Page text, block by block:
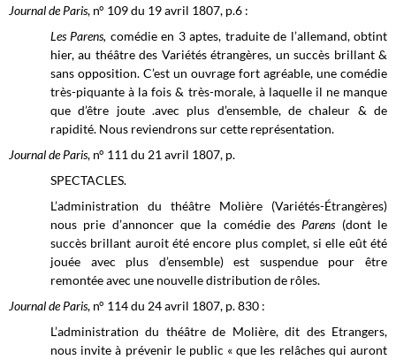
Journal de Paris, n° 109 du 19 avril 1807, p.6 :
Les Parens, comédie en 3 aptes, traduite de l’allemand, obtint
hier, au théâtre des Variétés étrangères, un succès brillant &
sans opposition. C’est un ouvrage fort agréable, une comédie
très-piquante à la fois & très-morale, à laquelle il ne manque
que d’être joute .avec plus d’ensemble, de chaleur & de
rapidité. Nous reviendrons sur cette représentation.
Journal de Paris, n° 111 du 21 avril 1807, p.
SPECTACLES.
L’administration du théâtre Molière (Variétés-Étrangères)
nous prie d’annoncer que la comédie des Parens(dont le
succès brillant auroit été encore plus complet, si elle eût été
jouée avec plus d’ensemble) est suspendue pour être
remontée avec une nouvelle distribution de rôles.
Journal de Paris, n° 114 du 24 avril 1807, p. 830 :
L’administration du théâtre de Molière, dit des Etrangers,
nous invite à prévenir le public « que les relâches qui auront